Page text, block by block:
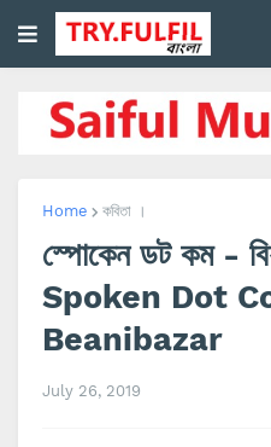
Home কবিতা ।
স্পোকেন ডট কম -
Spoken Dot
Beanibazar
July 26, 2019